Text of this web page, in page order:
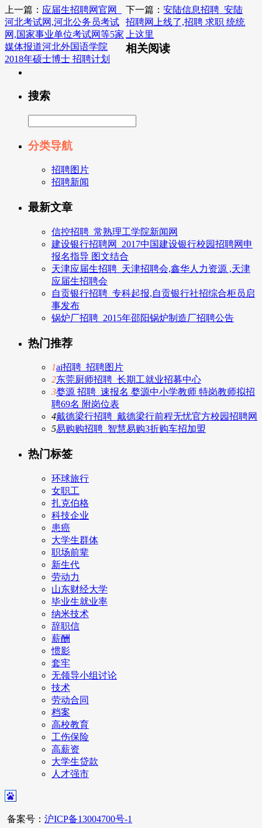
上一篇： 应届生招聘网官网_
河北考试网,河北公务员考试
网,国家事业单位考试网等5家
媒体报道河北外国语学院
2018年硕士博士 招聘计划
下一篇：安陆信息招聘_安陆
招聘网上线了,招聘 求职 统统
上这里
相关阅读
搜索
分类导航
招聘图片
招聘新闻
最新文章
信控招聘_常熟理工学院新闻网
建设银行招聘网_2017中国建设银行校园招聘网申
报名指导 图文结合
天津应届生招聘_天津招聘会,鑫华人力资源 ,天津
应届生招聘会
自贡银行招聘_专科起报,自贡银行社招综合柜员启
事发布
锅炉厂招聘_2015年邵阳锅炉制造厂招聘公告
热门推荐
1ai招聘_招聘图片
2东莞厨师招聘_长期工就业招募中心
3婺源 招聘_速报名 婺源中小学教师 特岗教师拟招
聘69名 附岗位表
4戴德梁行招聘_戴德梁行前程无忧官方校园招聘网
5易购购招聘_智慧易购3折购车招加盟
热门标签
环球旅行
女职工
扎克伯格
科技企业
患癌
大学生群体
职场前辈
新生代
劳动力
山东财经大学
毕业生就业率
纳米技术
辞职信
薪酬
惯影
套牢
无领导小组讨论
技术
劳动合同
档案
高校教育
工伤保险
高薪资
大学生贷款
人才强市
备案号： 沪ICP备13004700号-1